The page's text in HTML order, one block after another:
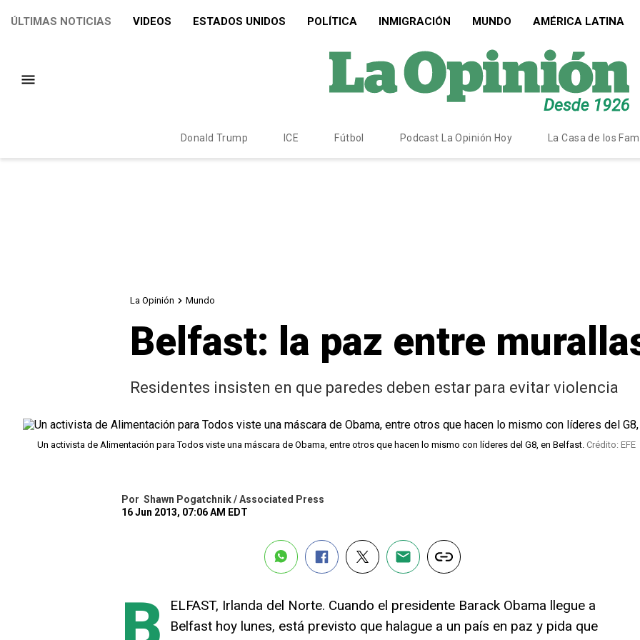
ÚLTIMAS NOTICIAS VIDEOS ESTADOS UNIDOS POLÍTICA INMIGRACIÓN MUNDO AMÉRICA LATINA
Donald Trump ICE Fútbol Podcast La Opinión Hoy La Casa de los
La Opinión Mundo
Belfast: la paz entre
Residentes insisten en que paredes deben estar para evitar violencia
Un activista de Alimentación para Todos viste una máscara de Obama, entre otros que hacen lo mismo con líderes del G8, en Belfast. Crédito: EFE
Por Shawn Pogatchnik / Associated Press
16 Jun 2013, 07:06 AM EDT
ELFAST, Irlanda del Norte. Cuando el presidente Barack Obama llegue a
Belfast hoy lunes, está previsto que halague a un país en paz y pida que